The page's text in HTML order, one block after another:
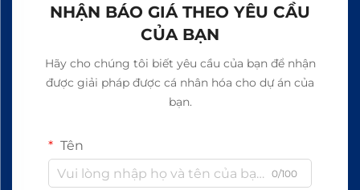
NHẬN BÁO GIÁ THEO YÊU CẦU
CỦA BẠN
Hãy cho chúng tôi biết yêu cầu của bạn để nhận
được giải pháp được cá nhân hóa cho dự án của
bạn.
Tên
0/100